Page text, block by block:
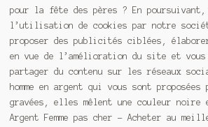
pour la fête des pères ? En poursuivant,
l’utilisation de cookies par notre
proposer des publicités ciblées,
en vue de l’amélioration du site et vous
partager du contenu sur les réseaux
homme en argent qui vous sont proposées
gravées, elles mêlent une couleur noire
Argent Femme pas cher - Acheter au